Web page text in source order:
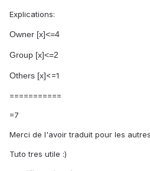
Explications:
Owner [x]<=4
Group [x]<=2
Others [x]<=1
===========
=7
Merci de l'avoir traduit pour les autres
Tuto tres utile :)